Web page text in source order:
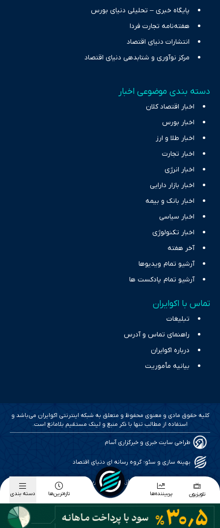
پایگاه خبری – تحلیلی دنیای بورس
هفته‌نامه تجارت فردا
انتشارات دنیای اقتصاد
مرکز نوآوری و شتابدهی دنیای اقتصاد
دسته بندی موضوعی اخبار
اخبار اقتصاد کلان
اخبار بورس
اخبار طلا و ارز
اخبار تجارت
اخبار انرژی
اخبار بازار دارایی
اخبار بانک و بیمه
اخبار سیاسی
اخبار تکنولوژی
آخر هفته
آرشیو تمام ویدیوها
آرشیو تمام پادکست ها
تماس با اکوایران
تبلیغات
راهنمای تماس و آدرس
درباره اکوایران
بیانیه مأموریت
کلیه حقوق مادی و معنوی محفوظ و متعلق به شبکه اینترنتی اکوایران می‌باشد و
استفاده از مطالب تنها با ذکر منبع و لینک مستقیم بلامانع است.
طراحی سایت خبری و خبرگزاری آسام
بهینه سازی و سئو؛ گروه رسانه ای دنیای اقتصاد
طراحی گرافیک و پیاده سازی؛ برآیند تجربه
تلویزیون پربیننده‌ها تازه‌ترین‌ها دسته بندی